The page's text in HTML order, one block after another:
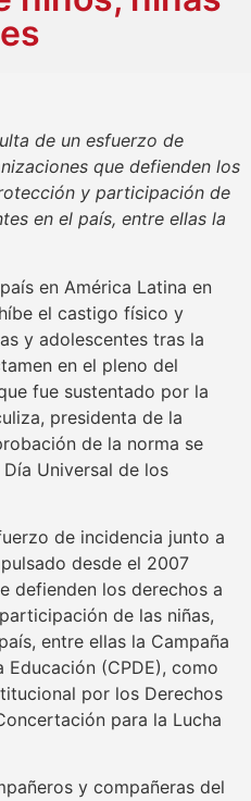
de un esfuerzo de
que defienden los
y participación de
en el país, entre ellas la
en América Latina en
el castigo físico y
y adolescentes tras la
en el pleno del
fue sustentado por la
presidenta de la
de la norma se
Universal de los
de incidencia junto a
desde el 2007
defienden los derechos a
de las niñas,
entre ellas la Campaña
Educación (CPDE), como
por los Derechos
para la Lucha
y compañeras del